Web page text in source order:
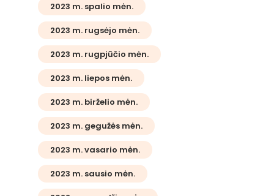
2023 m. spalio mėn.
2023 m. rugsėjo mėn.
2023 m. rugpjūčio mėn.
2023 m. liepos mėn.
2023 m. birželio mėn.
2023 m. gegužės mėn.
2023 m. vasario mėn.
2023 m. sausio mėn.